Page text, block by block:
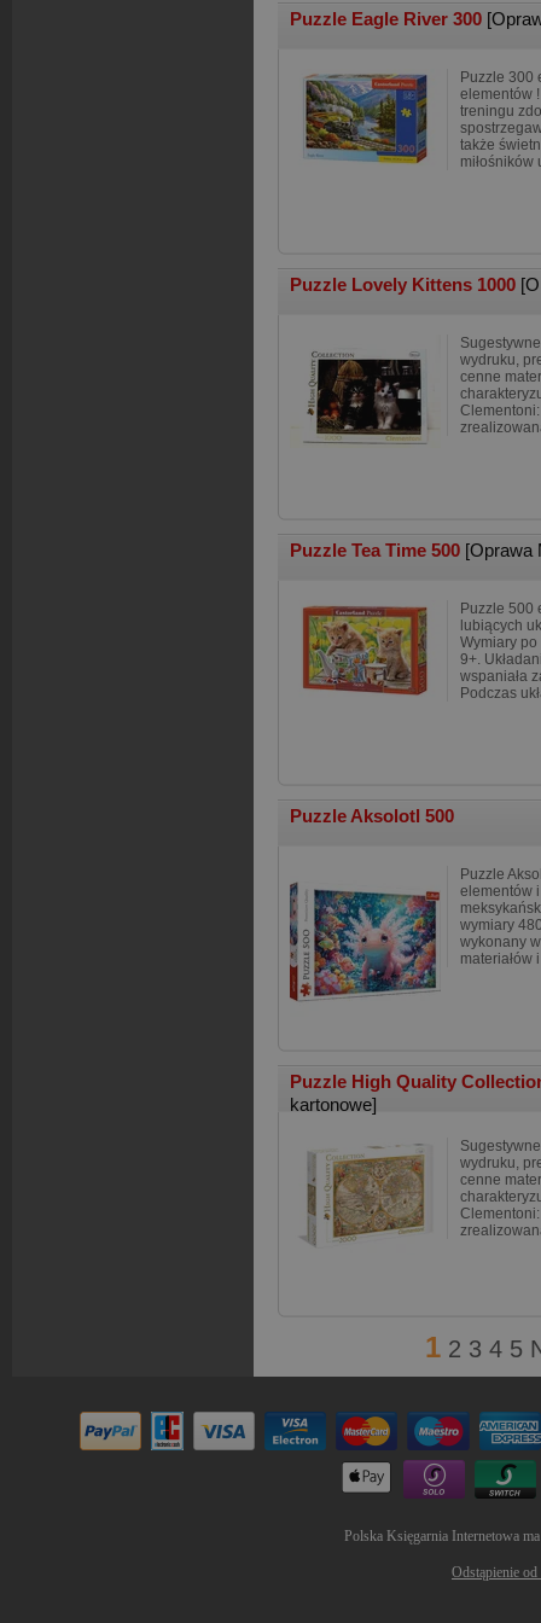
Puzzle Eagle River 300
Puzzle 300
elementów
treningu
także
miłośników
Puzzle Lovely Kittens 1000
wydruku,
cenne
Puzzle Tea Time 500 [Oprawa
Puzzle 500
lubiących
Wymiary po
9+.
wspaniała
Podczas
Puzzle Aksolotl 500
Puzzle
elementów
wymiary
wykonany
materiałów
Puzzle High Quality
kartonowe]
wydruku,
cenne
1 2 3 4 5
Polska Księgarnia Internetowa
Odstąpienie